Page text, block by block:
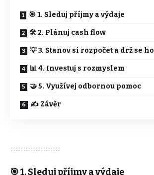
🎯 1. Sleduj příjmy a výdaje
🛠️ 2. Plánuj cash flow
💡 3. Stanov si rozpočet a drž se ho
📊 4. Investuj s rozmyslem
🤝 5. Využívej odbornou pomoc
✍️ Závěr
🎯 1. Sleduj příjmy a výdaje